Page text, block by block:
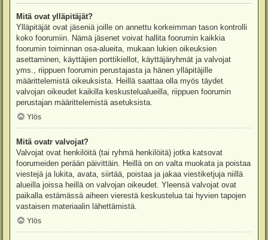
Mitä ovat ylläpitäjät?
Ylläpitäjät ovat jäseniä joille on annettu korkeimman tason kontrolli
koko foorumiin. Nämä jäsenet voivat hallita foorumin kaikkia
foorumin toiminnan osa-alueita, mukaan lukien oikeuksien
asettaminen, käyttäjien porttikiellot, käyttäjäryhmät ja valvojat
yms., riippuen foorumin perustajasta ja hänen ylläpitäjille
määrittelemistä oikeuksista. Heillä saattaa olla myös täydet
valvojan oikeudet kaikilla keskustelualueilla, riippuen foorumin
perustajan määrittelemistä asetuksista.
Ylös
Mitä ovatr valvojat?
Valvojat ovat henkilöitä (tai ryhmä henkilöitä) jotka katsovat
foorumeiden perään päivittäin. Heillä on on valta muokata ja poistaa
viestejä ja lukita, avata, siirtää, poistaa ja jakaa viestiketjuja niillä
alueilla joissa heillä on valvojan oikeudet. Yleensä valvojat ovat
paikalla estämässä aiheen vierestä keskustelua tai hyvien tapojen
vastaisen materiaalin lähettämistä.
Ylös